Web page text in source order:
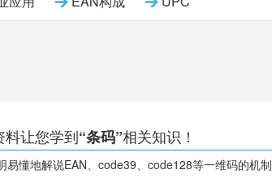
料让您学到“条码”相关知识！
易懂地解说EAN、code39、code128等一维码的机制